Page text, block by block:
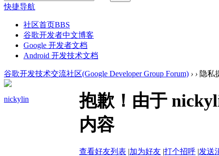
快捷导航
社区首页BBS
谷歌开发者中文博客
Google 开发者文档
Android 开发技术文档
谷歌开发技术交流社区(Google Developer Group Forum) › › 隐私
nickylin
抱歉！由于
内容
查看好友列表 |加为好友 |打个招呼 |发送